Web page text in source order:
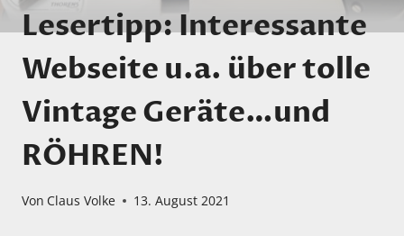
Lesertipp: Interessante
Webseite u.a. über tolle
Vintage Geräte…und
RÖHREN!
Von Claus Volke 13. August 2021